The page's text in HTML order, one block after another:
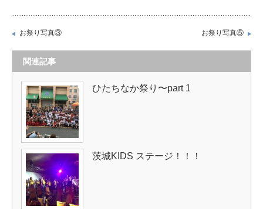
お祭り写真③ お祭り写真⑤
関連記事
ひたちなか祭り〜part 1
茨城KIDS ステージ！！！